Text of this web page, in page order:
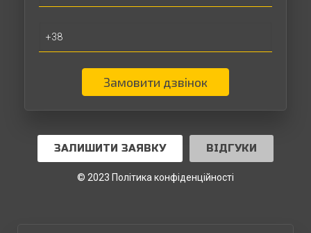
Замовити дзвінок
ЗАЛИШИТИ ЗАЯВКУ ВІДГУКИ
© 2023 Політика конфіденційності